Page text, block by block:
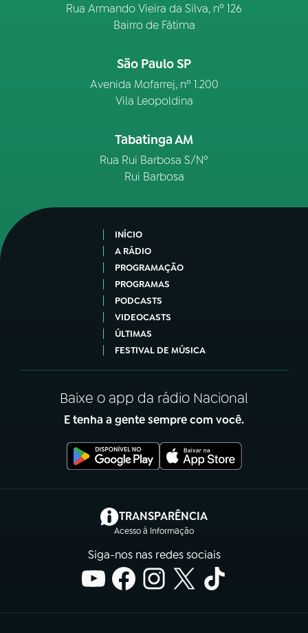
Rua Armando Vieira da Silva, nº 126
Bairro de Fátima
São Paulo SP
Avenida Mofarrej, nº 1.200
Vila Leopoldina
Tabatinga AM
Rua Rui Barbosa S/Nº
Rui Barbosa
INÍCIO
A RÁDIO
PROGRAMAÇÃO
PROGRAMAS
PODCASTS
VIDEOCASTS
ÚLTIMAS
FESTIVAL DE MÚSICA
Baixe o app da rádio Nacional
E tenha a gente sempre com você.
TRANSPARÊNCIA
Acesso à Informação
(abre em nova aba)
Siga-nos nas redes sociais